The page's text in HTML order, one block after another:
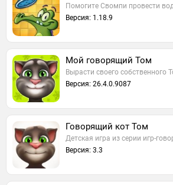
Помогите Свомпи провести
Версия: 1.18.9
Мой говорящий Том
Вырасти своего собственного
Версия: 26.4.0.9087
Говорящий кот Том
Детская игра из серии игр-
Версия: 3.3